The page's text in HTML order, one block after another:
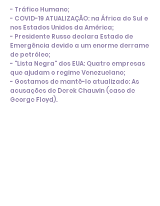
- Tráfico Humano;
- COVID-19 ATUALIZAÇÃO: na África do Sul e
nos Estados Unidos da América;
- Presidente Russo declara Estado de
Emergência devido a um enorme derrame
de petróleo;
- "Lista Negra" dos EUA: Quatro empresas
que ajudam o regime Venezuelano;
- Gostamos de mantê-lo atualizado: As
acusações de Derek Chauvin (caso de
George Floyd).